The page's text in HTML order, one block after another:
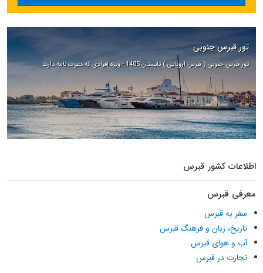
تور قبرس جنوبی
تور قبرس جنوبی ( قبرس اروپایی ) تابستان 1405 - ویژه افرادی که دعوت نامه دارند
اطلاعات کشور قبرس
معرفی قبرس
سفر به قبرس
تاریخ، زبان و فرهنگ قبرس
آب و هوای قبرس
تجارت در قبرس